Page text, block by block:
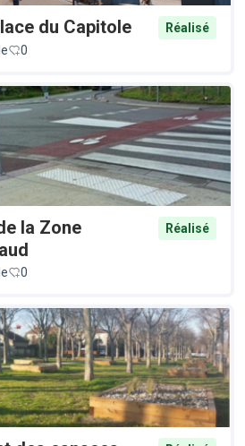
du Capitole
Réalisé
0
la Zone
Réalisé
0